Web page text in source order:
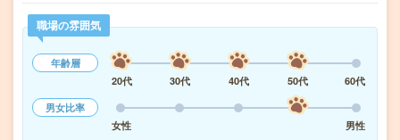
職場の雰囲気
年齢層
20代
30代 40代 50代
60代
男女比率
女性
男性